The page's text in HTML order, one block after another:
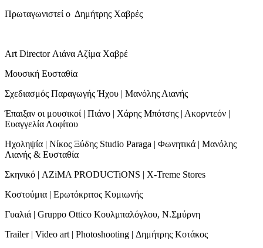
Πρωταγωνιστεί ο Δημήτρης Χαβρές
Art Director Λιάνα Αζίμα Χαβρέ
Μουσική Ευσταθία
Σχεδιασμός Παραγωγής Ήχου | Μανόλης Λιανής
Έπαιξαν οι μουσικοί | Πιάνο | Χάρης Μπότσης | Ακορντεόν |
Ευαγγελία Λοφίτου
Ηχοληψία | Νίκος Ξύδης Studio Paraga | Φωνητικά | Μανόλης
Λιανής & Ευσταθία
Σκηνικό | AZiMA PRODUCTiONS | X-Treme Stores
Κοστούμια | Ερωτόκριτος Κυμιωνής
Γυαλιά | Gruppo Ottico Κουλμπαλόγλου, Ν.Σμύρνη
Trailer | Video art | Photoshooting | Δημήτρης Κοτάκος